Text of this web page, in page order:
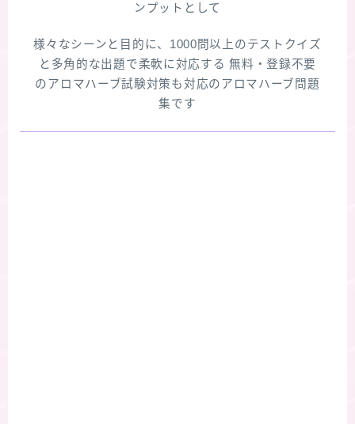
ンプットとして
様々なシーンと目的に、1000問以上のテストクイズ
と多角的な出題で柔軟に対応する 無料・登録不要
のアロマハーブ試験対策も対応のアロマハーブ問題
集です